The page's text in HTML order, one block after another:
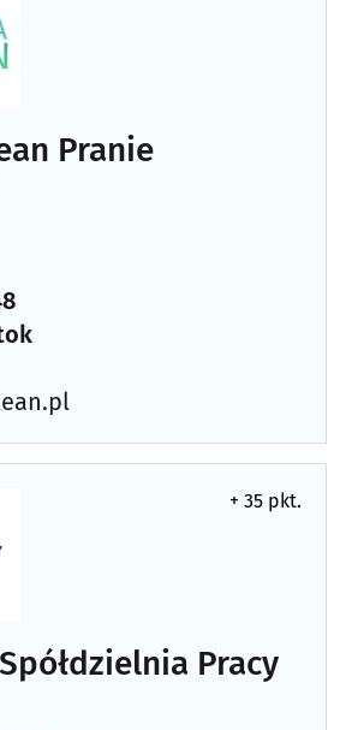
usługi
- producenci, hurtownie
i hoteli(4)
i śmieci (9)
Pranie
+ 35 pkt.
Pracy